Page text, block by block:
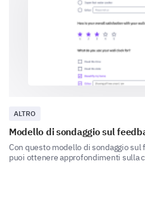
Networking sessions
Charity auction
Live entertainment
you'd like to see at our
ALTRO
Modello di sondaggio sul
Con questo modello di sondaggio sul
puoi ottenere approfondimenti sulla